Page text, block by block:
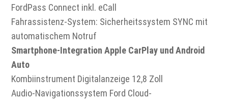
FordPass Connect inkl. eCall
Fahrassistenz-System: Sicherheitssystem SYNC mit
automatischem Notruf
Smartphone-Integration Apple CarPlay und Android
Auto
Kombiinstrument Digitalanzeige 12,8 Zoll
Audio-Navigationssystem Ford Cloud-